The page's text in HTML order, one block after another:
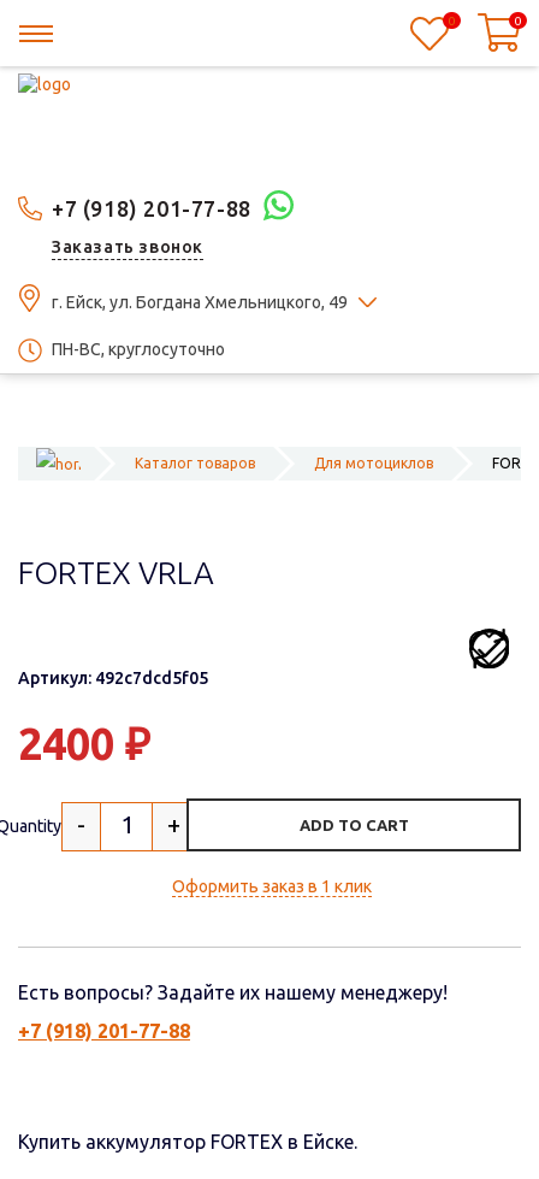
+7 (918) 201-77-88
Заказать звонок
г. Ейск, ул. Богдана Хмельницкого, 49
ПН-ВС, круглосуточно
0 0
Каталог товаров Для мотоциклов
FORTEX VRLA
Артикул: 492c7dcd5f05
2400 ₽
- + ADD TO CART
Оформить заказ в 1 клик
Есть вопросы? Задайте их нашему менеджеру!
+7 (918) 201-77-88
Купить аккумулятор FORTEX в Ейске.